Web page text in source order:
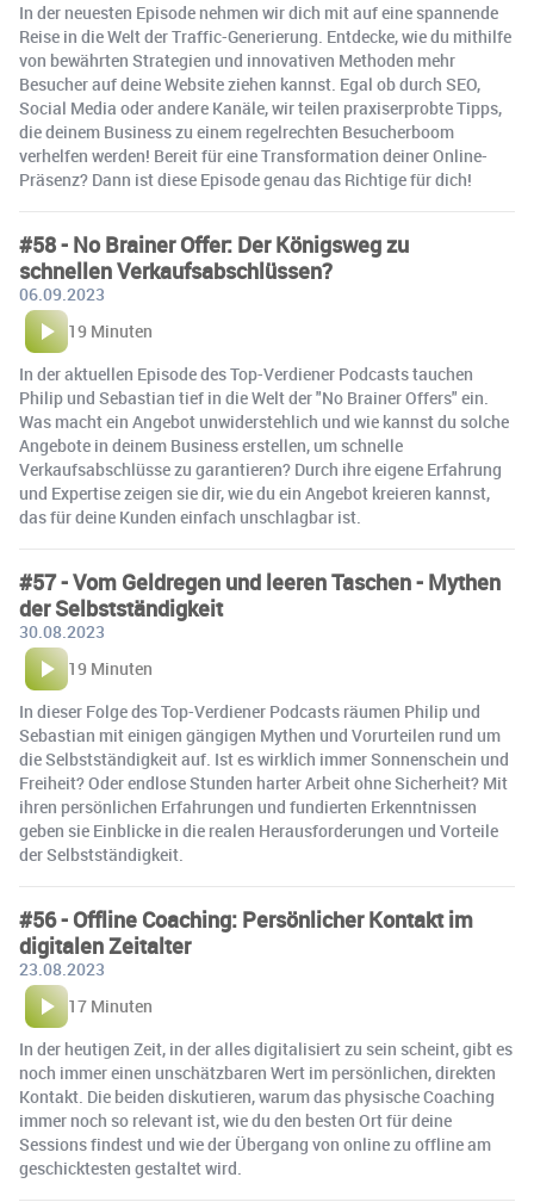
In der neuesten Episode nehmen wir dich mit auf eine spannende
Reise in die Welt der Traffic-Generierung. Entdecke, wie du mithilfe
von bewährten Strategien und innovativen Methoden mehr
Besucher auf deine Website ziehen kannst. Egal ob durch SEO,
Social Media oder andere Kanäle, wir teilen praxiserprobte Tipps,
die deinem Business zu einem regelrechten Besucherboom
verhelfen werden! Bereit für eine Transformation deiner Online-
Präsenz? Dann ist diese Episode genau das Richtige für dich!
#58 - No Brainer Offer: Der Königsweg zu
schnellen Verkaufsabschlüssen?
06.09.2023
19 Minuten
In der aktuellen Episode des Top-Verdiener Podcasts tauchen
Philip und Sebastian tief in die Welt der "No Brainer Offers" ein.
Was macht ein Angebot unwiderstehlich und wie kannst du solche
Angebote in deinem Business erstellen, um schnelle
Verkaufsabschlüsse zu garantieren? Durch ihre eigene Erfahrung
und Expertise zeigen sie dir, wie du ein Angebot kreieren kannst,
das für deine Kunden einfach unschlagbar ist.
#57 - Vom Geldregen und leeren Taschen - Mythen
der Selbstständigkeit
30.08.2023
19 Minuten
In dieser Folge des Top-Verdiener Podcasts räumen Philip und
Sebastian mit einigen gängigen Mythen und Vorurteilen rund um
die Selbstständigkeit auf. Ist es wirklich immer Sonnenschein und
Freiheit? Oder endlose Stunden harter Arbeit ohne Sicherheit? Mit
ihren persönlichen Erfahrungen und fundierten Erkenntnissen
geben sie Einblicke in die realen Herausforderungen und Vorteile
der Selbstständigkeit.
#56 - Offline Coaching: Persönlicher Kontakt im
digitalen Zeitalter
23.08.2023
17 Minuten
In der heutigen Zeit, in der alles digitalisiert zu sein scheint, gibt es
noch immer einen unschätzbaren Wert im persönlichen, direkten
Kontakt. Die beiden diskutieren, warum das physische Coaching
immer noch so relevant ist, wie du den besten Ort für deine
Sessions findest und wie der Übergang von online zu offline am
geschicktesten gestaltet wird.